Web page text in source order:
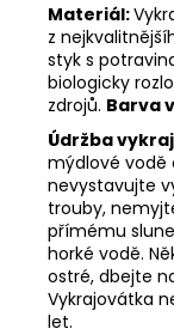
Materiál:
z
styk s
biologicky
zdrojů. Barva
Údržba
mýdlové vodě
nevystavujte
trouby,
přímému
horké vodě.
ostré, dbejte
Vykrajovátka
let.